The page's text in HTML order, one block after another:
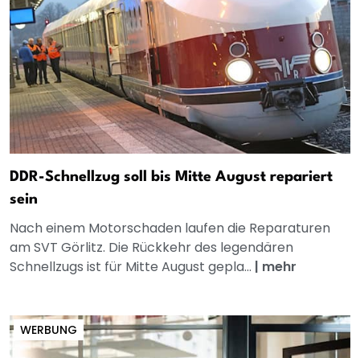
DDR-Schnellzug soll bis Mitte August repariert
sein
Nach einem Motorschaden laufen die Reparaturen
am SVT Görlitz. Die Rückkehr des legendären
Schnellzugs ist für Mitte August gepla... | mehr
WERBUNG